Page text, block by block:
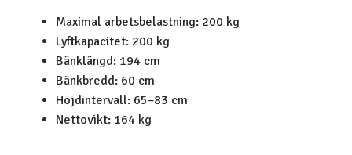
Maximal arbetsbelastning: 200 kg
Lyftkapacitet: 200 kg
Bänklängd: 194 cm
Bänkbredd: 60 cm
Höjdintervall: 65–83 cm
Nettovikt: 164 kg